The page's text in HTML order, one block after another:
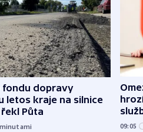
fondu dopravy
letos kraje na silnice
Půta
minutami 09:05